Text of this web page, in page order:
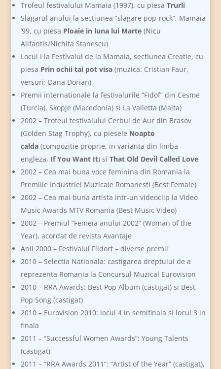
Trofeul festivalului Mamaia (1997), cu piesaTrurli
Slagarul anului la sectiunea “slagare pop-rock”, Mamaia
’99, cu piesa Ploaie in luna lui Marte (Nicu
Alifantis/Nichita Stanescu)
Locul I la Festivalul de la Mamaia, sectiunea Creatie, cu
piesa Prin ochii tai pot visa (muzica: Cristian Faur,
versuri: Dana Dorian)
Premii internationale la festivalurile “Fidof” din Cesme
(Turcia), Skopje (Macedonia) si La Valletta (Malta)
2002 – Trofeul festivalului Cerbul de Aur din Brasov
(Golden Stag Trophy), cu piesele Noapte
calda (compozitie proprie, in varianta din limba
engleza, If You Want It) siThat Old Devil Called Love
2002 – Cea mai buna voce feminina din Romania la
Premiile Industriei Muzicale Romanesti (Best Female)
2002 – Cea mai buna artista intr-un videoclip la Video
Music Awards MTV Romania (Best Music Video)
2002 – Premiul “Femeia anului 2002” (Woman of the
Year), acordat de revista Avantaje
Anii 2000 – Festivalul Fildorf – diverse premii
2010 – Selectia Nationala: castigarea dreptului de a
reprezenta Romania la Concursul Muzical Eurovision
2010 – RRA Awards: Best Pop Album (castigat) si Best
Pop Song (castigat)
2010 – Eurovision 2010: locul 4 in semifinala si locul 3 in
finala
2011 – “Successful Women Awards”: Young Talents
(castigat)
2011 – “RRA Awards 2011”: “Artist of the Year” (castigat),